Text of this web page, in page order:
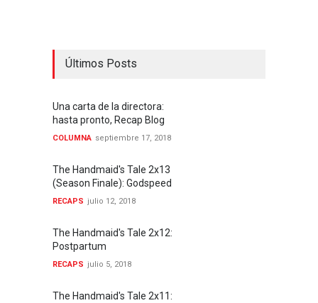
Últimos Posts
Una carta de la directora:
hasta pronto, Recap Blog
COLUMNA septiembre 17, 2018
The Handmaid's Tale 2x13
(Season Finale): Godspeed
RECAPS julio 12, 2018
The Handmaid's Tale 2x12:
Postpartum
RECAPS julio 5, 2018
The Handmaid's Tale 2x11: